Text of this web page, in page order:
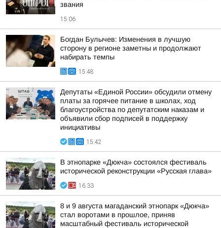
звания
15:06
Богдан Булычев: Изменения в лучшую
сторону в регионе заметны и продолжают
набирать темпы
15:48
Депутаты «Единой России» обсудили отмену
платы за горячее питание в школах, ход
благоустройства по депутатским наказам и
объявили сбор подписей в поддержку
инициативы
15:42
В этнопарке «Дюкча» состоялся фестиваль
исторической реконструкции «Русская глава»
16:33
8 и 9 августа магаданский этнопарк «Дюкча»
стал воротами в прошлое, приняв
масштабный фестиваль исторической